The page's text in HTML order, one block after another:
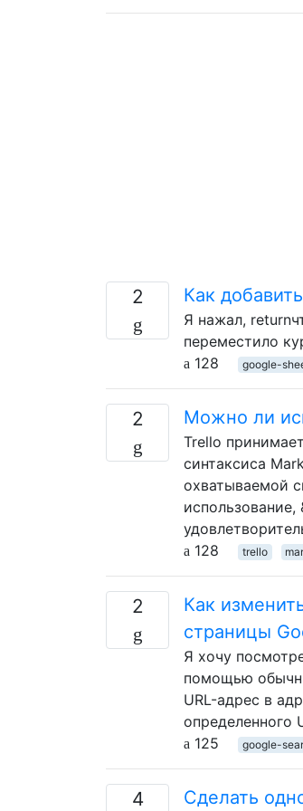
2 Как
Я нажал,
переместило
128
google-
2 Можно ли
Trello
синтаксиса
охватываемой
128
trello
2
Как
страницы
Я хочу
помощью
URL-адрес в
определенного
125
google-
4 Сделать